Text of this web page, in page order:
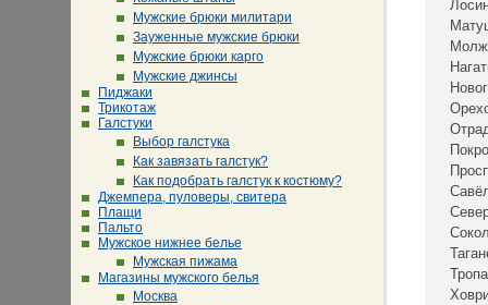
Мужские брюки милитари
Зауженные мужские брюки
Мужские брюки карго
Мужские джинсы
Пиджаки
Трикотаж
Галстуки
Выбор галстука
Как завязать галстук?
Как подобрать галстук к костюму?
Джемпера, пуловеры, свитера
Плащи
Пальто
Мужское нижнее белье
Мужская пижама
Магазины мужского белья
Москва